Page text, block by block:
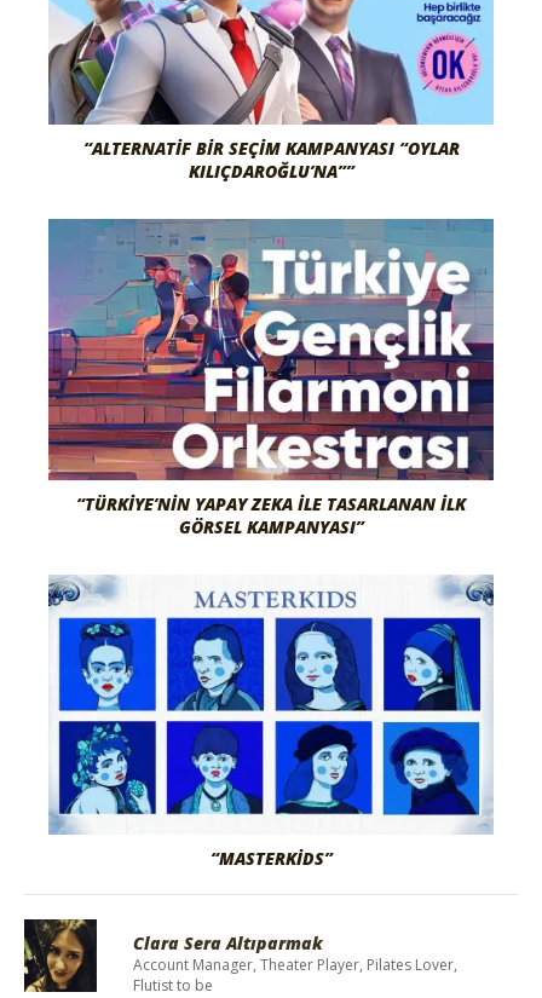
“ALTERNATIF BIR SEÇIM KAMPANYASI “OYLAR
KILIÇDAROĞLU’NA””
“TÜRKIYE’NIN YAPAY ZEKA İLE TASARLANAN İLK
GÖRSEL KAMPANYASI”
“MASTERKIDS”
Clara Sera Altıparmak
Account Manager, Theater Player, Pilates Lover,
Flutist to be